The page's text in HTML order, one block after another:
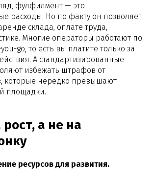
фулфилмент — это
расходы. Но по факту он позволяет
склада, оплате труда,
Многие операторы работают по
go, то есть вы платите только за
А стандартизированные
избежать штрафов от
которые нередко превышают
площадки.
а не на
ресурсов для развития.